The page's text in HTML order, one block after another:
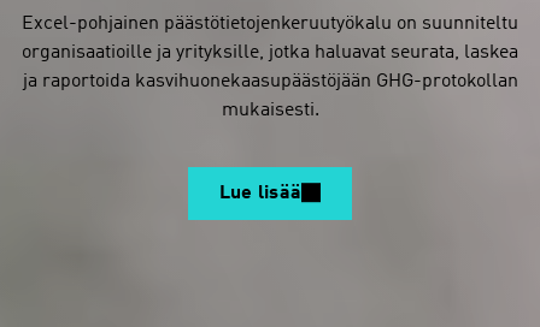
Excel-pohjainen päästötietojenkeruutyökalu on suunniteltu
organisaatioille ja yrityksille, jotka haluavat seurata, laskea
ja raportoida kasvihuonekaasupäästöjään GHG-protokollan
mukaisesti.
Lue lisää